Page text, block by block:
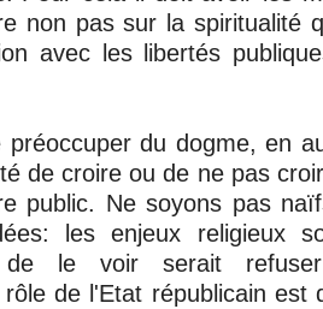
non pas sur la spiritualité
avec les libertés
du dogme, en
de croire ou de ne pas
public. Ne soyons pas
les enjeux religieux
de le voir serait
de l'Etat républicain est